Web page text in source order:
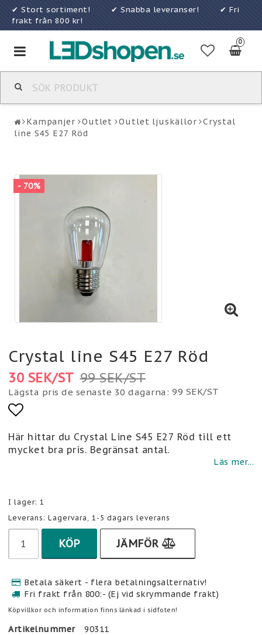
✔ Stort sortiment! ✔ Snabba leveranser! ✔ Fri
frakt från 800 kr!
0
Toggle
navigation
Kampanjer Outlet Outlet ljuskällor
Crystal
line S45 E27 Röd
- 70%
Crystal line S45 E27 Röd
99 SEK/ST
30 SEK/ST
Lägsta pris de senaste 30 dagarna 99 SEK/ST
Lägg till i favoritlistan
Här hittar du Crystal Line S45 E27 Röd till ett
mycket bra pris. Begränsat antal.
Läs mer...
I lager: 1
Leverans: Lagervara, 1-5 dagars leverans
KÖP JÄMFÖR
Betala säkert - flera betalningsalternativ!
Fri frakt från 800:- (Ej vid skrymmande frakt)
Köpvillkor och information finns länkad i sidfoten!
Artikelnummer
90311